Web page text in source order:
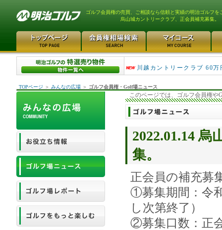
ゴルフ会員権の売買、ご相談なら信頼と実績の明治ゴルフを
烏山城カントリークラブ、正会員補充募集。
津久井湖ゴルフ倶楽部 80万
川越カントリークラブ 60万
TOPページ ＞ みんなの広場 ＞ ゴルフ会員権・Golf場ニュース
このページでは、ゴルフ会員権や
2022.01.14
集。
正会員の補充募
①募集期間：令
し次第終了）
②募集口数：正